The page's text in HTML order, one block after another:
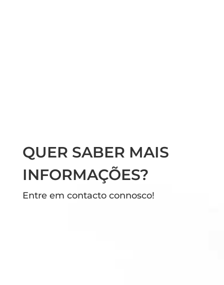
QUER SABER MAIS
INFORMAÇÕES?
Entre em contacto connosco!